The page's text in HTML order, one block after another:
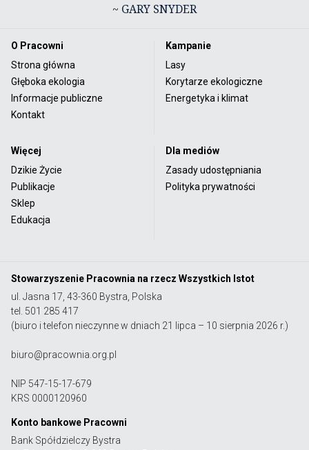
~ GARY SNYDER
O Pracowni
Strona główna
Głęboka ekologia
Informacje publiczne
Kontakt
Kampanie
Lasy
Korytarze ekologiczne
Energetyka i klimat
Więcej
Dzikie Życie
Publikacje
Sklep
Edukacja
Dla mediów
Zasady udostępniania
Polityka prywatności
Stowarzyszenie Pracownia na rzecz Wszystkich Istot
ul. Jasna 17, 43-360 Bystra, Polska
tel. 501 285 417
(biuro i telefon nieczynne w dniach 21 lipca – 10 sierpnia 2026 r.)
biuro@pracownia.org.pl
NIP 547-15-17-679
KRS 0000120960
Konto bankowe Pracowni
Bank Spółdzielczy Bystra